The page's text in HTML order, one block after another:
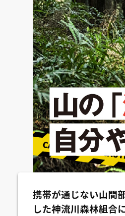
携帯が通じない山間
した神流川森林組合